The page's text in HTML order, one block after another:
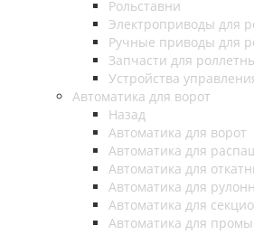
Рольставни
Электроприводы для
Ручные приводы для
Запчасти для
Устройства
Автоматика для ворот
Назад
Автоматика для ворот
Автоматика для
Автоматика для
Автоматика для
Автоматика для
Автоматика для